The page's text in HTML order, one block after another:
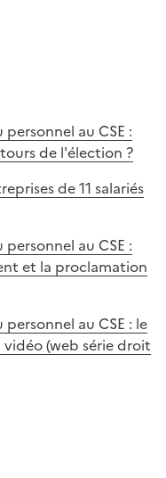
au CSE :
de l'élection ?
de 11 salariés
au CSE :
et la proclamation
au CSE : le
(web série droit